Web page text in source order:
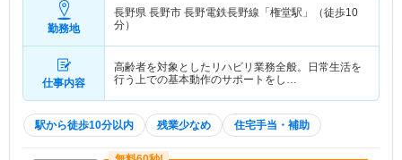
勤務地
長野県 長野市 長野電鉄長野線「権堂駅」（徒歩10
分）
仕事内容
高齢者を対象としたリハビリ業務全般。日常生活を
行う上での基本動作のサポートをし…
駅から徒歩10分以内 残業少なめ 住宅手当・補助